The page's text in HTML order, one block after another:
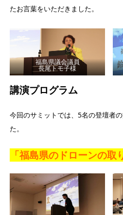
たお言葉をいただきました。
福島県議会議員
長尾トモ子様
講演プログラム
今回のサミットでは、5名の登壇者
た。
「福島県のドローンの取